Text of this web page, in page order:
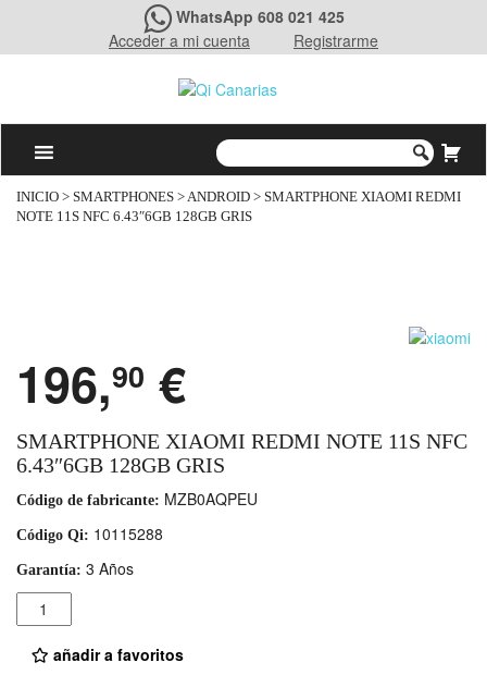
WhatsApp 608 021 425
Acceder a mi cuenta
Registrarme
INICIO > SMARTPHONES >ANDROID > SMARTPHONE XIAOMI REDMI
NOTE 11S NFC 6.43″6GB 128GB GRIS
196,90 €
SMARTPHONE XIAOMI REDMI NOTE 11S NFC
6.43″6GB 128GB GRIS
Código de fabricante: MZB0AQPEU
Código Qi: 10115288
Garantía: 3 Años
Cantidad
añadir a favoritos